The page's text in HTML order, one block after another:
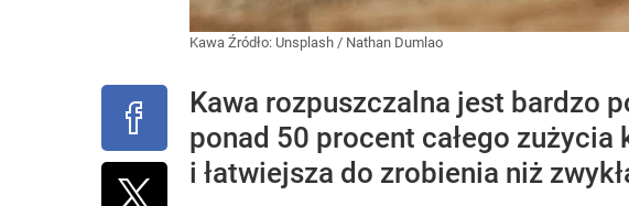
Kawa Źródło: Unsplash / Nathan Dumlao
Kawa rozpuszczalna jest bardzo
ponad 50 procent całego
i łatwiejsza do zrobienia niż